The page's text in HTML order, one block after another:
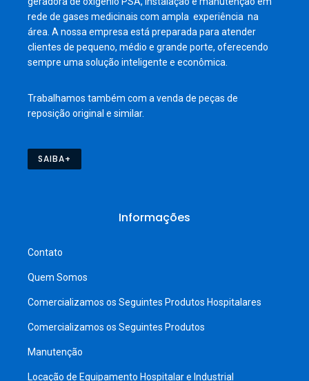
rede de gases medicinais com ampla experiência na
área. A nossa empresa está preparada para atender
clientes de pequeno, médio e grande porte, oferecendo
sempre uma solução inteligente e econômica.
Trabalhamos também com a venda de peças de
reposição original e similar.
SAIBA+
Informações
Contato
Quem Somos
Comercializamos os Seguintes Produtos Hospitalares
Comercializamos os Seguintes Produtos
Manutenção
Locação de Equipamento Hospitalar e Industrial